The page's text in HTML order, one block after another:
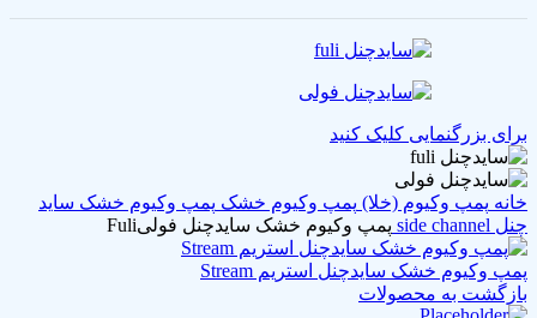
برای بزرگنمایی کلیک کنید
خانه پمپ وکیوم (خلا) پمپ وکیوم خشک پمپ وکیوم خشک ساید
چنل side channel
پمپ وکیوم خشک سایدچنل فولی‎Fuli
پمپ وکیوم خشک سایدچنل استریم Stream
بازگشت به محصولات